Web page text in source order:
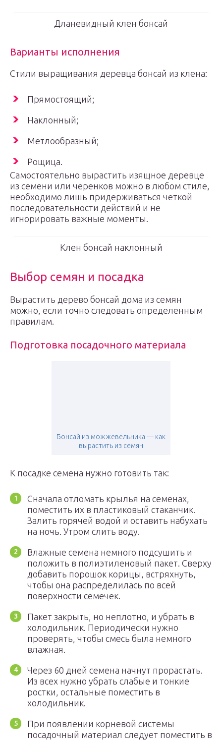
Дланевидный клен бонсай
Варианты исполнения
Стили выращивания деревца бонсай из клена:
Прямостоящий;
Наклонный;
Метлообразный;
Рощица.
Самостоятельно вырастить изящное деревце
из семени или черенков можно в любом стиле,
необходимо лишь придерживаться четкой
последовательности действий и не
игнорировать важные моменты.
Клен бонсай наклонный
Выбор семян и посадка
Вырастить дерево бонсай дома из семян
можно, если точно следовать определенным
правилам.
Подготовка посадочного материала
Бонсай из можжевельника — как
вырастить из семян
К посадке семена нужно готовить так:
Сначала отломать крылья на семенах,
поместить их в пластиковый стаканчик.
Залить горячей водой и оставить набухать
на ночь. Утром слить воду.
Влажные семена немного подсушить и
положить в полиэтиленовый пакет. Сверху
добавить порошок корицы, встряхнуть,
чтобы она распределилась по всей
поверхности семечек.
Пакет закрыть, но неплотно, и убрать в
холодильник. Периодически нужно
проверять, чтобы смесь была немного
влажная.
Через 60 дней семена начнут прорастать.
Из всех нужно убрать слабые и тонкие
ростки, остальные поместить в
холодильник.
При появлении корневой системы
посадочный материал следует поместить в